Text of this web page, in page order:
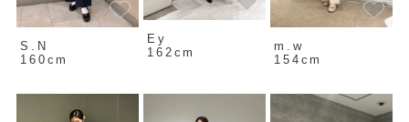
S.N
160cm
Ey
162cm
m.w
154cm